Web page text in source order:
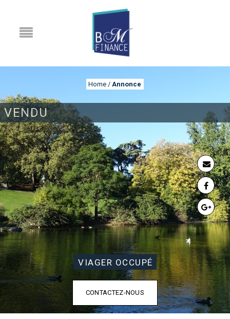
VENDU
Home / Annonce
ANNONCE
VIAGER OCCUPÉ
CONTACTEZ-NOUS